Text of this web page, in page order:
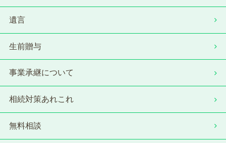
遺言
生前贈与
事業承継について
相続対策あれこれ
無料相談